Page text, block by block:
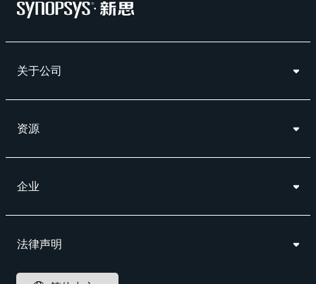
关于公司
资源
企业
法律声明